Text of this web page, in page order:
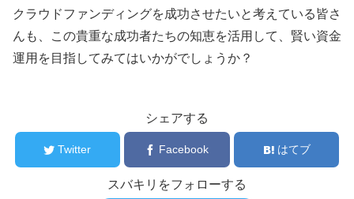
クラウドファンディングを成功させたいと考えている皆さ
んも、この貴重な成功者たちの知恵を活用して、賢い資金
運用を目指してみてはいかがでしょうか？
シェアする
Twitter Facebook はてブ
スバキリをフォローする